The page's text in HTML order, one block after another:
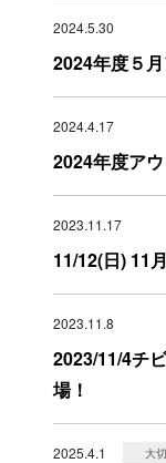
2024.5.30
2024年度５
2024.4.17
2024年度ア
2023.11.17
11/12(日) 11
2023.11.8
2023/11/4チ
場！
2025.4.1 大